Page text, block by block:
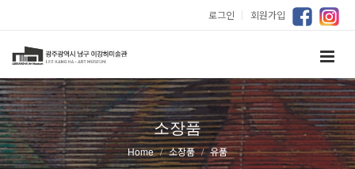
로그인 ｜ 회원가입
소장품
Home 소장품 유품